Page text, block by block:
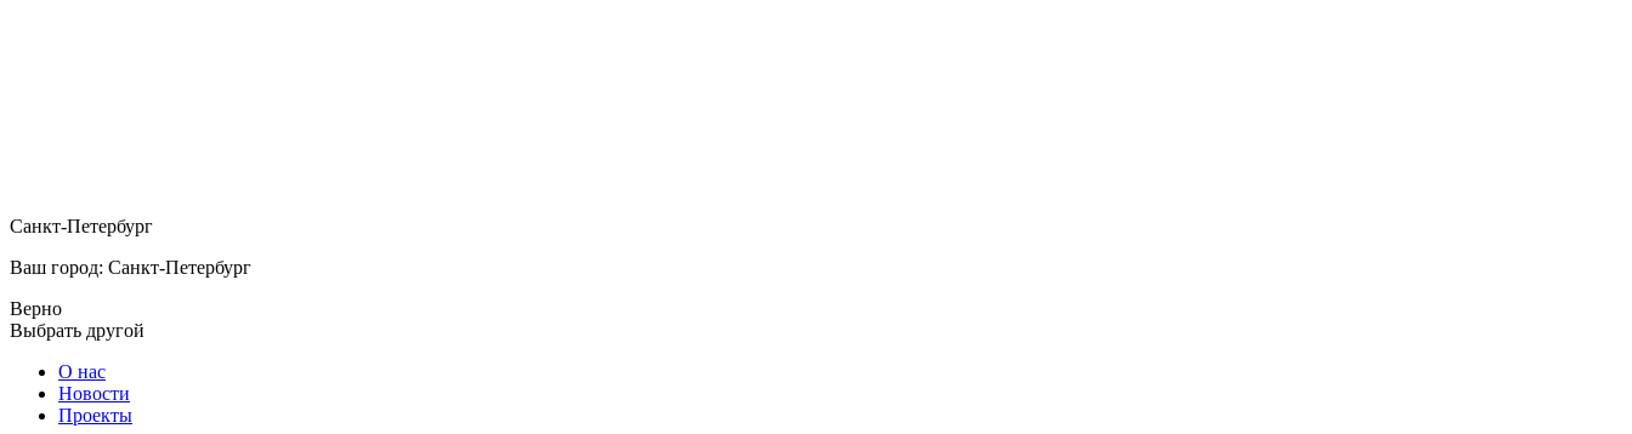
Санкт-Петербург
Ваш город: Санкт-Петербург
Верно
Выбрать другой
О нас
Новости
Проекты